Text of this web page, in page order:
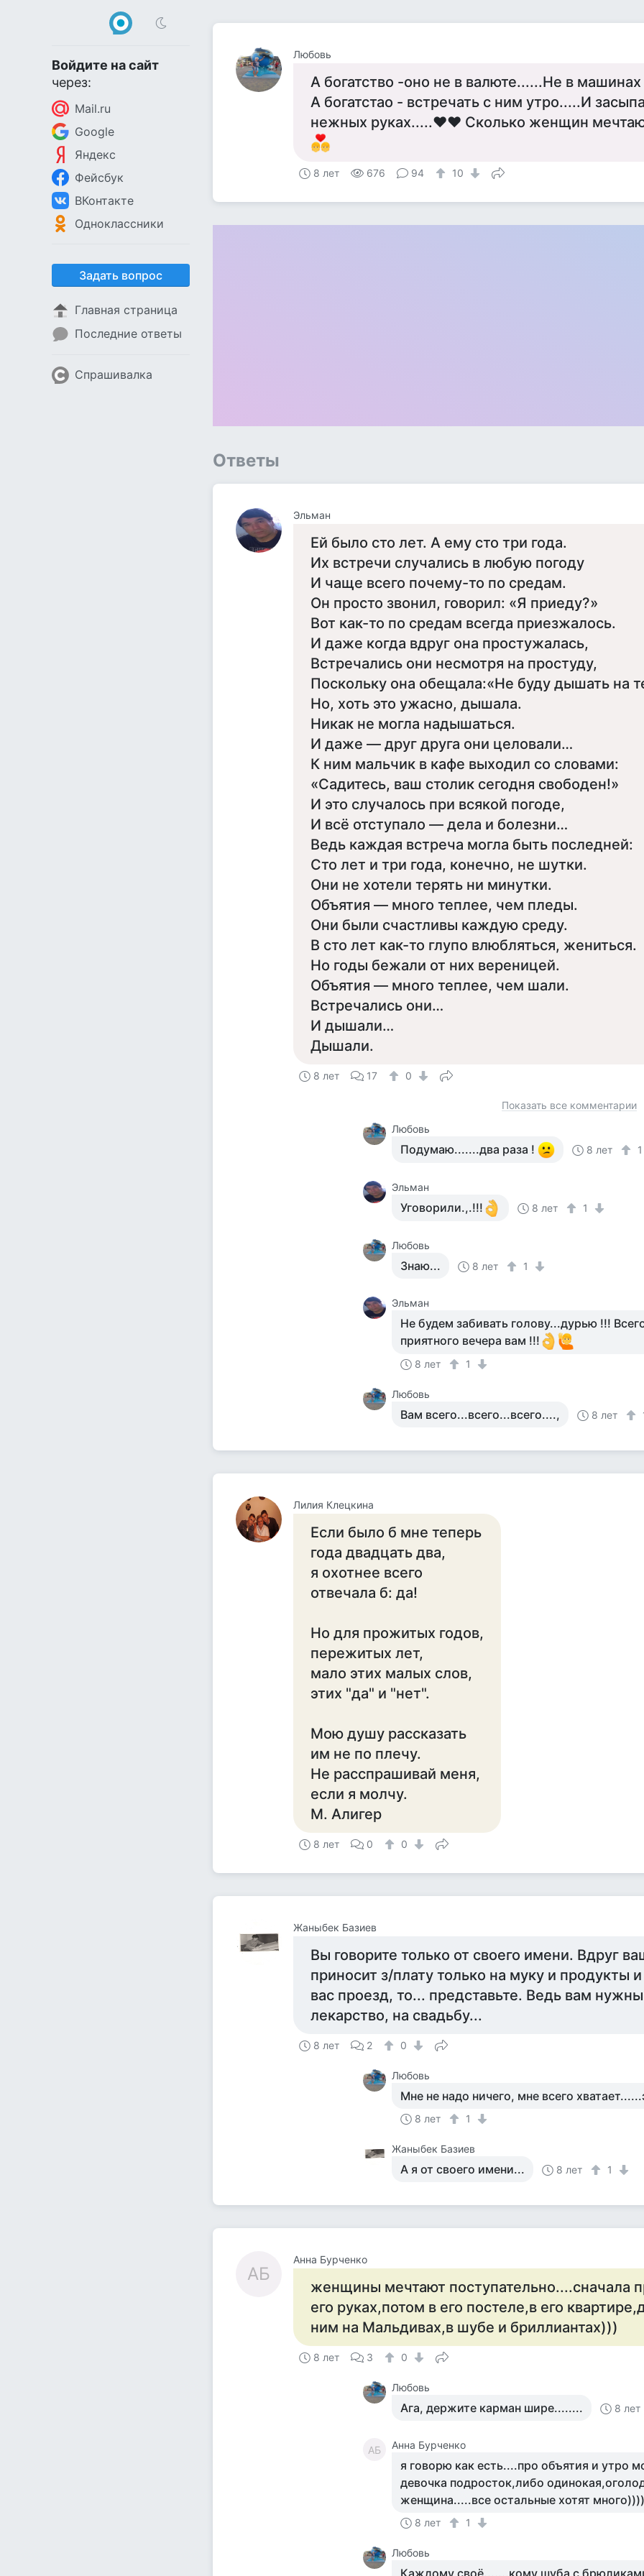
Войдите на сайт
через:
Mail.ru
Google
Яндекс
Фейсбук
ВКонтакте
Одноклассники
Задать вопрос
Главная страница
Последние ответы
Спрашивалка
Любовь
А богатство -оно не в валюте......Не в
А богатстао - встречать с ним утро.....И
нежных руках.....❤❤ Сколько женщин
8 лет 676 94 10
Ответы
Эльман
Ей было сто лет. А ему сто три года.
Их встречи случались в любую погоду
И чаще всего почему-то по средам.
Он просто звонил, говорил: «Я приеду?»
Вот как-то по средам всегда приезжалось.
И даже когда вдруг она простужалась,
Встречались они несмотря на простуду,
Поскольку она обещала:«Не буду дышать на
Но, хоть это ужасно, дышала.
Никак не могла надышаться.
И даже — друг друга они целовали…
К ним мальчик в кафе выходил со словами:
«Садитесь, ваш столик сегодня свободен!»
И это случалось при всякой погоде,
И всё отступало — дела и болезни…
Ведь каждая встреча могла быть последней:
Сто лет и три года, конечно, не шутки.
Они не хотели терять ни минутки.
Объятия — много теплее, чем пледы.
Они были счастливы каждую среду.
В сто лет как-то глупо влюбляться, жениться.
Но годы бежали от них вереницей.
Объятия — много теплее, чем шали.
Встречались они…
И дышали…
Дышали.
8 лет 17 0
Показать все комментарии
Любовь
Подумаю.......два раза ! 8 лет
Эльман
Уговорили.,.!!! 8 лет 1
Любовь
Знаю... 8 лет 1
Эльман
Не будем забивать голову...дурью !!!
приятного вечера вам !!!
8 лет 1
Любовь
Вам всего...всего...всего...., 8 лет
Лилия Клецкина
Если было б мне теперь
года двадцать два,
я охотнее всего
отвечала б: да!
Но для прожитых годов,
пережитых лет,
мало этих малых слов,
этих "да" и "нет".
Мою душу рассказать
им не по плечу.
Не расспрашивай меня,
если я молчу.
М. Алигер
8 лет 0 0
Жаныбек Базиев
Вы говорите только от своего имени. Вдруг
приносит з/плату только на муку и продукты
вас проезд, то... представьте. Ведь вам
лекарство, на свадьбу...
8 лет 2 0
Любовь
Мне не надо ничего, мне всего
8 лет 1
Жаныбек Базиев
А я от своего имени... 8 лет 1
АБ
Анна Бурченко
женщины мечтают поступательно....сначала
его руках,потом в его постеле,в его
ним на Мальдивах,в шубе и бриллиантах)))
8 лет 3 0
Любовь
Ага, держите карман шире........ 8 лет
АБ Анна Бурченко
я говорю как есть....про объятия и утро
девочка подросток,либо
женщина.....все остальные хотят
8 лет 1
Любовь
Каждому своё.......кому шуба с